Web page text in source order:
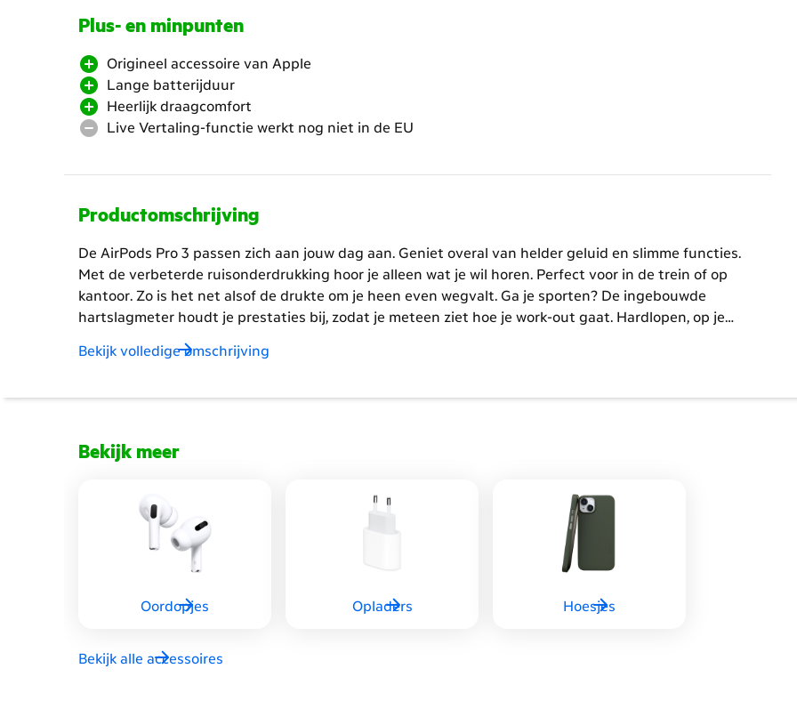
Plus- en minpunten
Origineel accessoire van Apple
Lange batterijduur
Heerlijk draagcomfort
Live Vertaling-functie werkt nog niet in de EU
Productomschrijving
De AirPods Pro 3 passen zich aan jouw dag aan. Geniet overal van helder geluid en slimme functies.
Met de verbeterde ruisonderdrukking hoor je alleen wat je wil horen. Perfect voor in de trein of op
kantoor. Zo is het net alsof de drukte om je heen even wegvalt. Ga je sporten? De ingebouwde
hartslagmeter houdt je prestaties bij, zodat je meteen ziet hoe je work-out gaat. Hardlopen, op je
mountainbike door het bos fietsen of ondersteboven op de bank hangen? Het kan allemaal! Door de
betere pasvorm blijven de oordopjes stevig zitten.
met de AirPods oplaadcase heb je altijd extra batterij op zak. Ook als er geen stopcontact in de buurt
uit jouw dag. Muziek luisteren, sporten en ontspannen op jouw manier.
de Live Vertaling-functie van de AirPods Pro 3 kan gebruiken in Nederland en de rest van de EU. Dit
Bekijk volledige omschrijving
Bekijk meer
Oordopjes Opladers Hoesjes
Bekijk alle accessoires